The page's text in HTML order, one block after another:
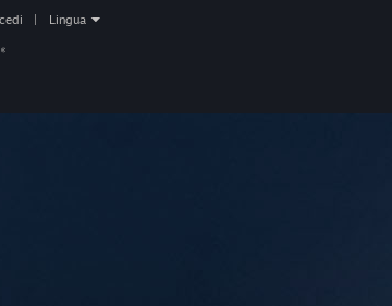
Lingua